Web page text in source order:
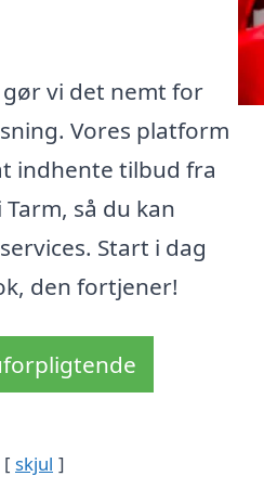
vi det nemt for
Vores platform
indhente tilbud fra
så du kan
Start i dag
den fortjener!
skjul